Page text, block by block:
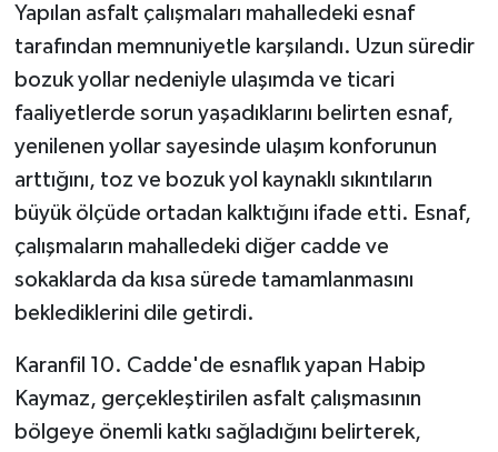
Yapılan asfalt çalışmaları mahalledeki esnaf
tarafından memnuniyetle karşılandı. Uzun süredir
bozuk yollar nedeniyle ulaşımda ve ticari
faaliyetlerde sorun yaşadıklarını belirten esnaf,
yenilenen yollar sayesinde ulaşım konforunun
arttığını, toz ve bozuk yol kaynaklı sıkıntıların
büyük ölçüde ortadan kalktığını ifade etti. Esnaf,
çalışmaların mahalledeki diğer cadde ve
sokaklarda da kısa sürede tamamlanmasını
beklediklerini dile getirdi.
Karanfil 10. Cadde'de esnaflık yapan Habip
Kaymaz, gerçekleştirilen asfalt çalışmasının
bölgeye önemli katkı sağladığını belirterek,